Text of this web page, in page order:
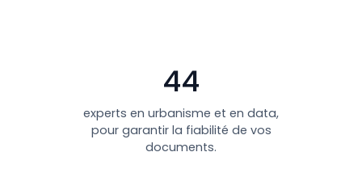
44
experts en urbanisme et en data,
pour garantir la fiabilité de vos
documents.